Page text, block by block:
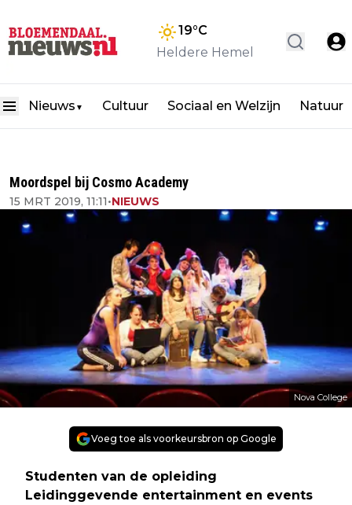
19°C
Heldere Hemel
Nieuws ▼ Cultuur Sociaal en Welzijn Natuur
Moordspel bij Cosmo Academy
15 MRT 2019, 11:11•NIEUWS
Nova College
Voeg toe als voorkeursbron op Google
Studenten van de opleiding
Leidinggevende entertainment en events